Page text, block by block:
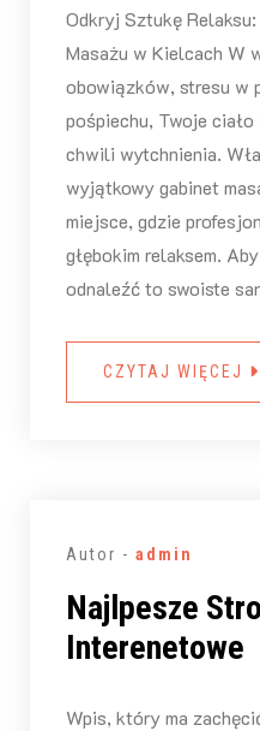
Odkryj Sztukę
Masażu w Kielcach W
obowiązków, stresu w
pośpiechu, Twoje ciało
chwili wytchnienia.
wyjątkowy gabinet
miejsce, gdzie
głębokim relaksem.
odnaleźć to swoiste
CZYTAJ WIĘCEJ
Autor - admin
Najlpesze
Interenetowe
Wpis, który ma